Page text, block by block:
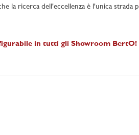
la ricerca dell'eccellenza è l'unica strada
in tutti gli Showroom BertO!